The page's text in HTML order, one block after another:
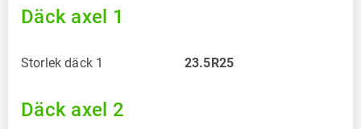
Däck axel 1
Storlek däck 1 23.5R25
Däck axel 2